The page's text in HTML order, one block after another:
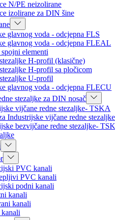
N/PE neizolirane
izolirane za DIN šine
glavnog voda - odcjepna FLS
glavnog voda - odcjepna FLEAL
elementi
H-profil (klasične)
H-profil sa pločicom
U-profil
glavnog voda - odcjepna FLECU
stezaljke za DIN nosač
vijčane redne stezaljke- TSKA
Industrijske vijčane redne
bezvijčane redne stezaljke-
PVC kanali
PVC kanali
podni kanali
kanali
kanali